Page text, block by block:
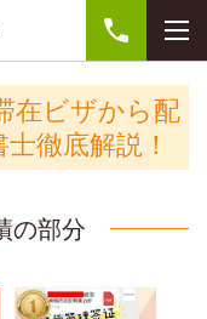
在ビザから配
徹底解説！
の部分